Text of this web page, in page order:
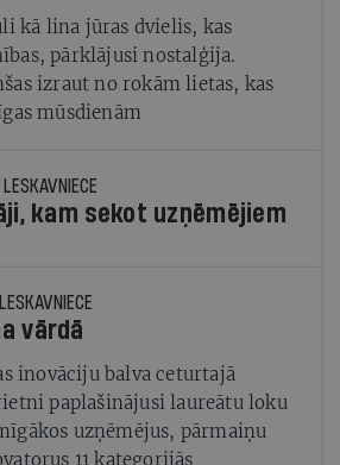
kā lina jūras dvielis, kas
pārklājusi nostalģija.
izraut no rokām lietas, kas
mūsdienām
kam sekot uzņēmējiem
vārdā
inovāciju balva ceturtajā
paplašinājusi laureātu loku
uzņēmējus, pārmaiņu
11 kategorijās